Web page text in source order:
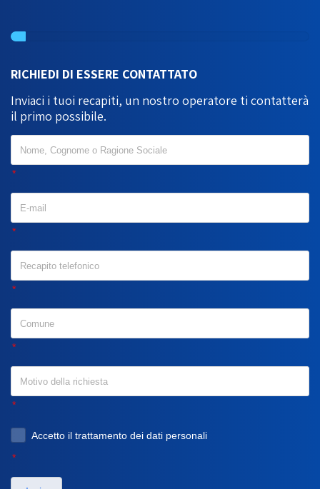
RICHIEDI DI ESSERE CONTATTATO
Inviaci i tuoi recapiti, un nostro operatore ti contatterà
il primo possibile.
Accetto il trattamento dei dati personali